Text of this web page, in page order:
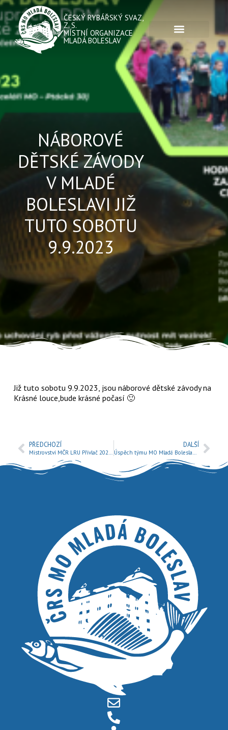
ČESKÝ RYBÁŘSKÝ SVAZ,
Z. S.
MÍSTNÍ ORGANIZACE
MLADÁ BOLESLAV
NÁBOROVÉ
DĚTSKÉ ZÁVODY
V MLADÉ
BOLESLAVI JIŽ
TUTO SOBOTU
9.9.2023
Již tuto sobotu 9.9.2023, jsou náborové dětské závody na
Krásné louce,bude krásné počasí 🙂
PŘEDCHOZÍ
Mistrovství MČR LRU Přívlač 2023, úspěch rybářů z MO Mladá Boleslav
DALŠÍ
Úspěch týmu MO Mladá Boleslav v Extralize LRU Přívlač v roce 2023